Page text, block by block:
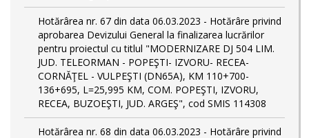
Hotărârea nr. 67 din data 06.03.2023 - Hotărâre privind
aprobarea Devizului General la finalizarea lucrărilor
pentru proiectul cu titlul "MODERNIZARE DJ 504 LIM.
JUD. TELEORMAN - POPEŞTI- IZVORU- RECEA-
CORNĂŢEL - VULPEŞTI (DN65A), KM 110+700-
136+695, L=25,995 KM, COM. POPEŞTI, IZVORU,
RECEA, BUZOEŞTI, JUD. ARGEŞ", cod SMIS 114308
Hotărârea nr. 68 din data 06.03.2023 - Hotărâre privind